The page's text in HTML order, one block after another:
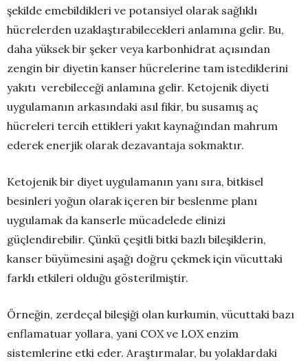
şekilde emebildikleri ve potansiyel olarak sağlıklı
hücrelerden uzaklaştırabilecekleri anlamına gelir. Bu,
daha yüksek bir şeker veya karbonhidrat açısından
zengin bir diyetin kanser hücrelerine tam istediklerini
yakıtı verebileceği anlamına gelir. Ketojenik diyeti
uygulamanın arkasındaki asıl fikir, bu susamış aç
hücreleri tercih ettikleri yakıt kaynağından mahrum
ederek enerjik olarak dezavantaja sokmaktır.
Ketojenik bir diyet uygulamanın yanı sıra, bitkisel
besinleri yoğun olarak içeren bir beslenme planı
uygulamak da kanserle mücadelede elinizi
güçlendirebilir. Çünkü çeşitli bitki bazlı bileşiklerin,
kanser büyümesini aşağı doğru çekmek için vücuttaki
farklı etkileri olduğu gösterilmiştir.
Örneğin, zerdeçal bileşiği olan kurkumin, vücuttaki bazı
enflamatuar yollara, yani COX ve LOX enzim
sistemlerine etki eder. Araştırmalar, bu yolaklardaki